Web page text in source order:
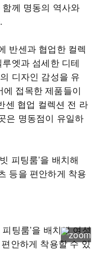
께 명동의 역사와
반센과 협업한 컬렉
엣과 섬세한 디테
디자인 감성을 유
접목한 제품들이
센 협업 컬렉션 전 라
은 명동점이 유일하
피팅룸’을 배치해
등을 편안하게 착용